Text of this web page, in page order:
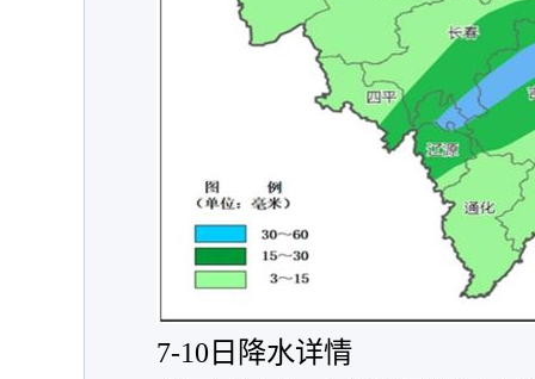
7-10日降水详情